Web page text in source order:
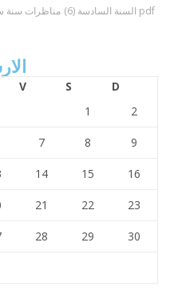
السنة السادسة (6) مناظرات سنة
مناظرات سنة سادسة مع الإصلاح pdf
V S
D
1
2
7 8 9
14 15 16
21 22 23
28 29 30